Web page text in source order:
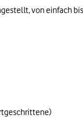
von einfach